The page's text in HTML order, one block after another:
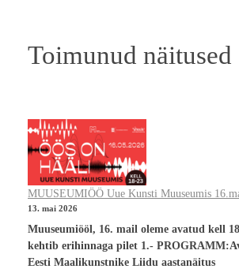
Toimunud näitused
MUUSEUMIÖÖ Uue Kunsti Muuseumis
13. mai 2026
Muuseumiööl, 16. mail oleme avatud kell
kehtib erihinnaga pilet 1.-
Eesti Maalikunstnike Liidu aastanäitus